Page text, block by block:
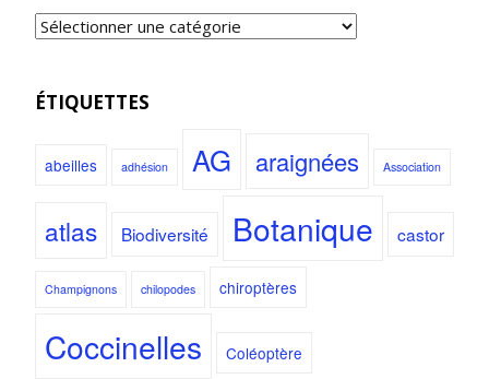
ÉTIQUETTES
abeilles adhésion AG araignées Association
atlas Biodiversité Botanique castor
Champignons chilopodes chiroptères
Coccinelles Coléoptère